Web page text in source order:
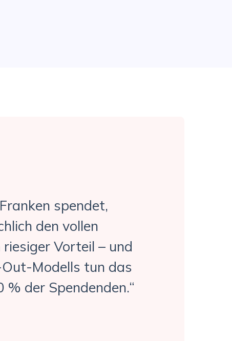
spendet,
den vollen
Vorteil – und
Modells tun das
der Spendenden.“